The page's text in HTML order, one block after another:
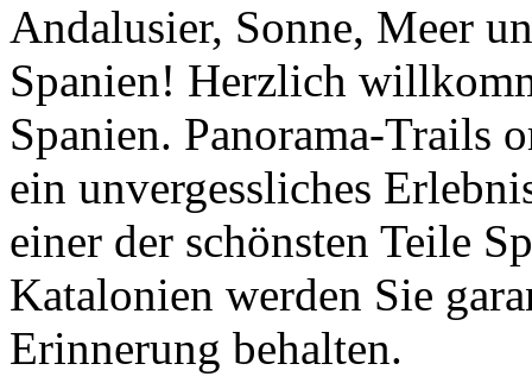
Andalusier, Sonne, Meer
Spanien! Herzlich
Spanien. Panorama-Trails
ein unvergessliches
einer der schönsten Teile
Katalonien werden Sie
Erinnerung behalten.